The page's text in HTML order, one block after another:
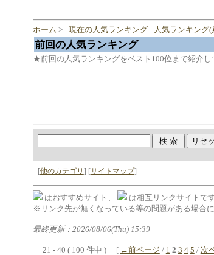
ホーム > - 現在の人気ランキング- 人気ランキング(
前回の人気ランキング
★前回の人気ランキングをベスト100位まで紹介し
[他のカテゴリ ] [サイトマップ]
はおすすめサイト、 は相互リンクサイトで
※リンク先が無くなっている等の問題がある場合
最終更新：2026/08/06(Thu) 15:39
21 - 40 ( 100 件中 ) [ ←前ページ / 1 2 3 4 5 / 次